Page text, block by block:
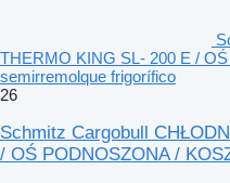
THERMO KING SL- 200 E /
semirremolque frigorífico
26
Schmitz Cargobull
/ OŚ PODNOSZONA /